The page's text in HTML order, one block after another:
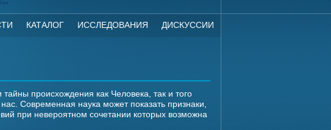
КАТАЛОГ ИССЛЕДОВАНИЯ ДИСКУССИИ
происхождения как Человека, так и того
Современная наука может показать признаки,
при невероятном сочетании которых возможна